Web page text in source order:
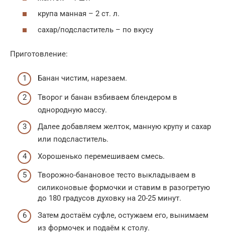
крупа манная – 2 ст. л.
сахар/подсластитель – по вкусу
Приготовление:
Банан чистим, нарезаем.
Творог и банан взбиваем блендером в
однородную массу.
Далее добавляем желток, манную крупу и сахар
или подсластитель.
Хорошенько перемешиваем смесь.
Творожно-банановое тесто выкладываем в
силиконовые формочки и ставим в разогретую
до 180 градусов духовку на 20-25 минут.
Затем достаём суфле, остужаем его, вынимаем
из формочек и подаём к столу.